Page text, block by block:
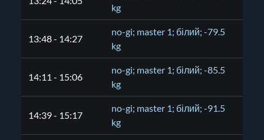
kg
13:48 - 14:27
no-gi; master 1; білий; -79.5
kg
14:11 - 15:06
no-gi; master 1; білий; -85.5
kg
14:39 - 15:17
no-gi; master 1; білий; -91.5
kg